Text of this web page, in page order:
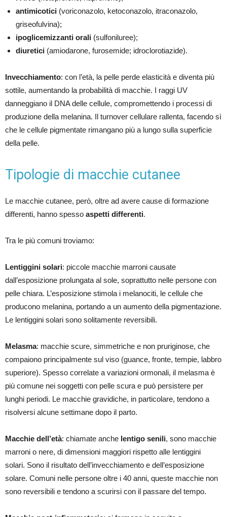
antimicotici (voriconazolo, ketoconazolo, itraconazolo,
griseofulvina);
ipoglicemizzanti orali (sulfoniluree);
diuretici (amiodarone, furosemide; idroclorotiazide).
Invecchiamento: con l’età, la pelle perde elasticità e diventa più
sottile, aumentando la probabilità di macchie. I raggi UV
danneggiano il DNA delle cellule, compromettendo i processi di
produzione della melanina. Il turnover cellulare rallenta, facendo sì
che le cellule pigmentate rimangano più a lungo sulla superficie
della pelle.
Tipologie di macchie cutanee
Le macchie cutanee, però, oltre ad avere cause di formazione
differenti, hanno spesso aspetti differenti.
Tra le più comuni troviamo:
Lentiggini solari: piccole macchie marroni causate
dall’esposizione prolungata al sole, soprattutto nelle persone con
pelle chiara. L’esposizione stimola i melanociti, le cellule che
producono melanina, portando a un aumento della pigmentazione.
Le lentiggini solari sono solitamente reversibili.
Melasma: macchie scure, simmetriche e non pruriginose, che
compaiono principalmente sul viso (guance, fronte, tempie, labbro
superiore). Spesso correlate a variazioni ormonali, il melasma è
più comune nei soggetti con pelle scura e può persistere per
lunghi periodi. Le macchie gravidiche, in particolare, tendono a
risolversi alcune settimane dopo il parto.
Macchie dell’età: chiamate anche lentigo senili, sono macchie
marroni o nere, di dimensioni maggiori rispetto alle lentiggini
solari. Sono il risultato dell’invecchiamento e dell’esposizione
solare. Comuni nelle persone oltre i 40 anni, queste macchie non
sono reversibili e tendono a scurirsi con il passare del tempo.